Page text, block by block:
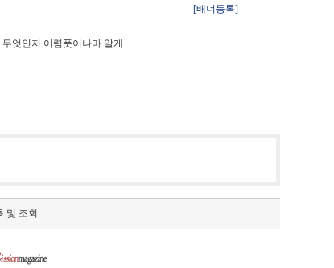
엇인지 어렴풋이나마 알게
[배너등록]
및 조회